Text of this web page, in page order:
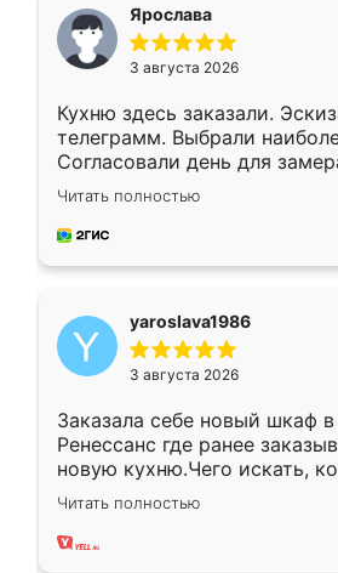
Ярослава
3 августа 2026
Кухню здесь заказали.
телеграмм. Выбрали
Согласовали день для
недели кухня была уже
довольны работой. Спасибо
мебель за качественную
Читать полностью
yaroslava1986
3 августа 2026
Заказала себе новый шкаф
Ренессанс где ранее
новую кухню.Чего искать,
вполне довольна. Служит
два года, нареканий нет.
Читать полностью